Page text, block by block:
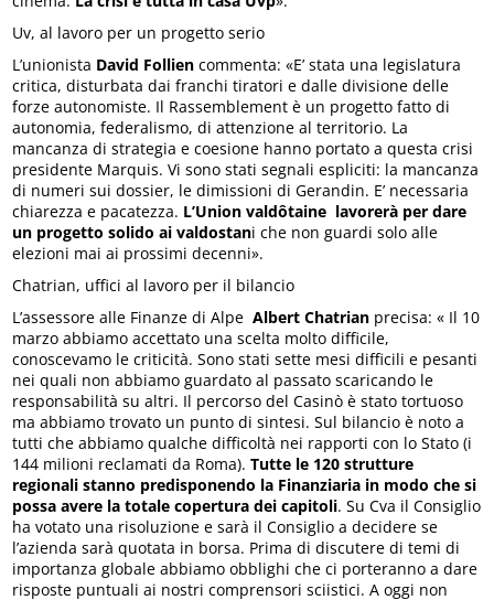
Uv, al lavoro per un progetto serio
L’unionista David Follien commenta: «E’ stata una legislatura
critica, disturbata dai franchi tiratori e dalle divisione delle
forze autonomiste. Il Rassemblement è un progetto fatto di
autonomia, federalismo, di attenzione al territorio. La
mancanza di strategia e coesione hanno portato a questa crisi
presidente Marquis. Vi sono stati segnali espliciti: la mancanza
di numeri sui dossier, le dimissioni di Gerandin. E’ necessaria
chiarezza e pacatezza. L’Union valdôtaine lavorerà per dare
un progetto solido ai valdostani che non guardi solo alle
elezioni mai ai prossimi decenni».
Chatrian, uffici al lavoro per il bilancio
L’assessore alle Finanze di AlpeAlbert Chatrian precisa: « Il 10
marzo abbiamo accettato una scelta molto difficile,
conoscevamo le criticità. Sono stati sette mesi difficili e pesanti
nei quali non abbiamo guardato al passato scaricando le
responsabilità su altri. Il percorso del Casinò è stato tortuoso
ma abbiamo trovato un punto di sintesi. Sul bilancio è noto a
tutti che abbiamo qualche difficoltà nei rapporti con lo Stato (i
144 milioni reclamati da Roma).Tutte le 120 strutture
regionali stanno predisponendo la Finanziaria in modo che si
possa avere la totale copertura dei capitoli. Su Cva il Consiglio
ha votato una risoluzione e sarà il Consiglio a decidere se
l’azienda sarà quotata in borsa. Prima di discutere di temi di
importanza globale abbiamo obblighi che ci porteranno a dare
risposte puntuali ai nostri comprensori sciistici. A oggi non